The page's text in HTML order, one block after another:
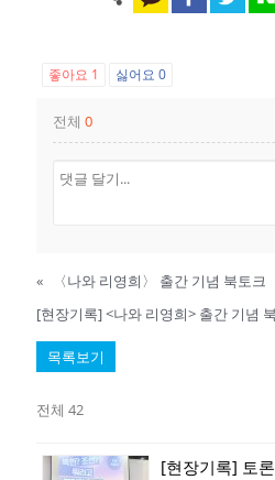
좋아요 1 싫어요0
전체0
«
〈나와 리영희〉 출간 기념 북토크
[현장기록] <나와 리영희> 출간 기념
목록보기
전체 42
[현장기록] 토